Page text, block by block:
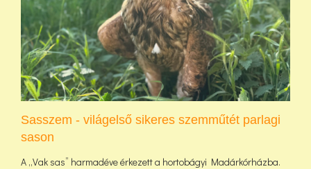
Sasszem - világelső sikeres szemműtét parlagi
sason
A „Vak sas” harmadéve érkezett a hortobágyi Madárkórházba.